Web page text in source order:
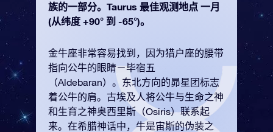
族的一部分。Taurus 最佳观测地点 一月
(从纬度 +90° 到 -65°)。
金牛座非常容易找到，因为猎户座的腰带
指向公牛的眼睛－毕宿五
（Aldebaran）。东北方向的昴星团标志
着公牛的肩。古埃及人将公牛与生命之神
和生育之神奥西里斯（Osiris）联系起
来。在希腊神话中，牛是宙斯的伪装之